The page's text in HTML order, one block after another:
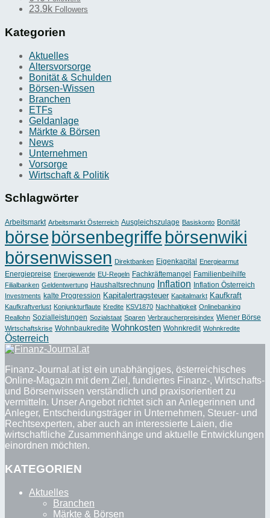
23.9k Followers
Kategorien
Aktuelles
Altersvorsorge
Bonität & Schulden
Börsen-Wissen
Branchen
ETFs
Geldanlage
Märkte & Börsen
News
Unternehmen
Vorsorge
Wirtschaft & Politik
Schlagwörter
Arbeitsmarkt Arbeitsmarkt Österreich Ausgleichszulage Basiskonto Bonität
börse börsenbegriffe börsenwiki
börsenwissen Direktbanken Eigenkapital Energiearmut
Energiepreise Energiewende EU-Regeln Fachkräftemangel Familienbeihilfe
Filialbanken Geldentwertung Haushaltsrechnung Inflation Inflation Österreich
Investments kalte Progression Kapitalertragsteuer Kapitalmarkt Kaufkraft
Kaufkraftverlust Konjunkturflaute Kredite KSV1870 Nachhaltigkeit Onlinebanking
Reallohn Sozialleistungen Sozialstaat Sparen Verbraucherpreisindex Wiener Börse
Wirtschaftskrise Wohnbaukredite Wohnkosten Wohnkredit Wohnkredite
Österreich
Finanz-Journal.at ist ein unabhängiges, österreichisches
Online-Magazin mit dem Ziel, fundiertes Finanz-, Wirtschafts-
und Börsenwissen verständlich und praxisorientiert zu
vermitteln. Unser Angebot richtet sich an Anlegerinnen und
Anleger, Entscheidungsträger in Unternehmen, Steuer- und
Rechtsexperten, aber auch an interessierte Laien, die
wirtschaftliche Zusammenhänge und aktuelle Entwicklungen
einordnen möchten.
KATEGORIEN
Aktuelles
Branchen
Märkte & Börsen